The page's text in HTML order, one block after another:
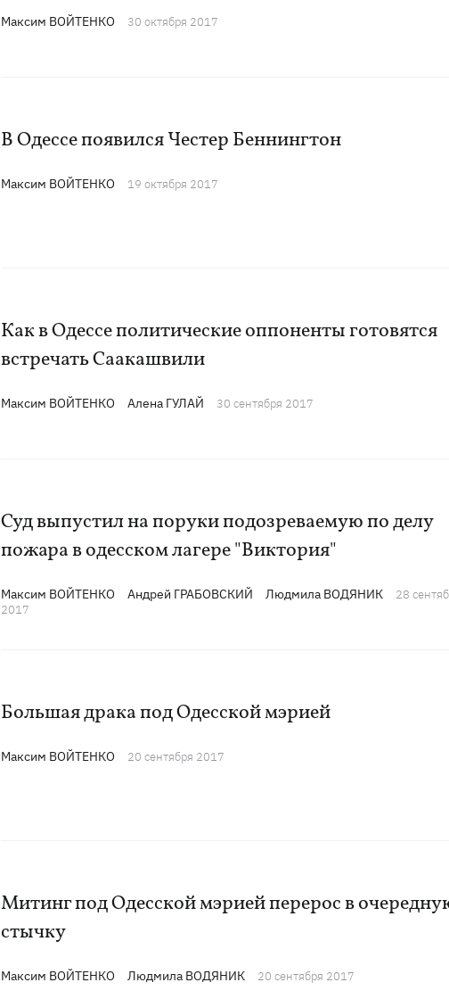
Максим ВОЙТЕНКО 30 октября 2017
В Одессе появился Честер Беннингтон
Максим ВОЙТЕНКО 19 октября 2017
Как в Одессе политические оппоненты готовятся
встречать Саакашвили
Максим ВОЙТЕНКО Алена ГУЛАЙ 30 сентября 2017
Суд выпустил на поруки подозреваемую по делу
пожара в одесском лагере "Виктория"
Максим ВОЙТЕНКО Андрей ГРАБОВСКИЙ Людмила ВОДЯНИК
28
2017
Большая драка под Одесской мэрией
Максим ВОЙТЕНКО 20 сентября 2017
Митинг под Одесской мэрией перерос в
стычку
Максим ВОЙТЕНКО Людмила ВОДЯНИК 20 сентября 2017